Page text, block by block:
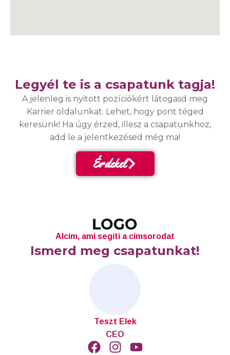
Legyél te is a csapatunk tagja!
A jelenleg is nyitott pozíciókért látogasd meg
Karrier oldalunkat. Lehet, hogy pont téged
keresünk! Ha úgy érzed, illesz a csapatunkhoz,
add le a jelentkezésed még ma!
Érdekel
Alcím, ami segíti a címsorodat
Ismerd meg csapatunkat!
Teszt Elek
CEO